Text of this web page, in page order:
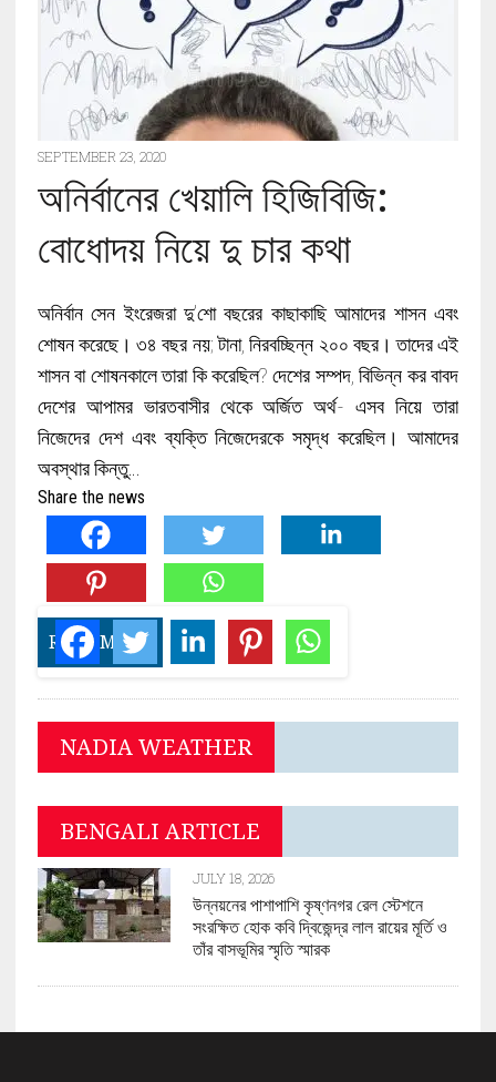
SEPTEMBER 23, 2020
অনির্বানের খেয়ালি হিজিবিজি:
বোধোদয় নিয়ে দু চার কথা
অনির্বান সেন ইংরেজরা দু’শো বছরের কাছাকাছি আমাদের শাসন এবং
শোষন করেছে। ৩৪ বছর নয়; টানা, নিরবচ্ছিন্ন ২০০ বছর। তাদের এই
শাসন বা শোষনকালে তারা কি করেছিল? দেশের সম্পদ, বিভিন্ন কর বাবদ
দেশের আপামর ভারতবাসীর থেকে অর্জিত অর্থ- এসব নিয়ে তারা
নিজেদের দেশ এবং ব্যক্তি নিজেদেরকে সমৃদ্ধ করেছিল। আমাদের
অবস্থার কিন্তু…
Share the news
READ MORE
NADIA WEATHER
BENGALI ARTICLE
JULY 18, 2026
উন্নয়নের পাশাপাশি কৃষ্ণনগর রেল স্টেশনে
সংরক্ষিত হোক কবি দ্বিজেন্দ্র লাল রায়ের মূর্তি ও
তাঁর বাসভূমির স্মৃতি স্মারক